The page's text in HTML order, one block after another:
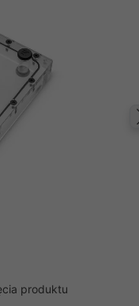
produktu